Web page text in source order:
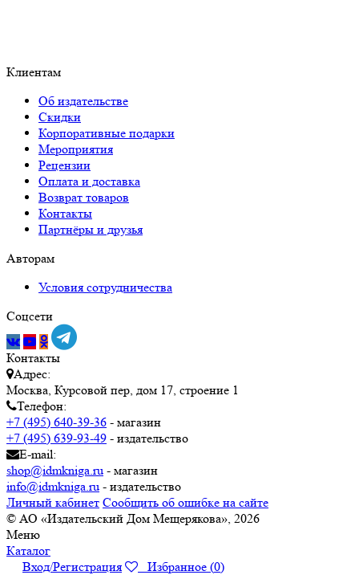
Клиентам
Об издательстве
Скидки
Корпоративные подарки
Мероприятия
Рецензии
Оплата и доставка
Возврат товаров
Контакты
Партнёры и друзья
Авторам
Условия сотрудничества
Соцсети
Контакты
Адрес:
Москва, Курсовой пер, дом 17, строение 1
Телефон:
+7 (495) 640-39-36 - магазин
+7 (495) 639-93-49 - издательство
E-mail:
shop@idmkniga.ru - магазин
info@idmkniga.ru - издательство
Личный кабинет Сообщить об ошибке на сайте
© АО «Издательский Дом Мещерякова», 2026
Меню
Каталог
Вход/Регистрация
Избранное (0)